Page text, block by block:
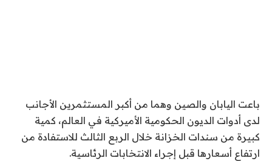
باعت اليابان والصين وهما من أكبر المستثمرين الأجانب
لدى أدوات الديون الحكومية الأميركية في العالم، كمية
كبيرة من سندات الخزانة خلال الربع الثالث للاستفادة من
ارتفاع أسعارها قبل إجراء الانتخابات الرئاسية.